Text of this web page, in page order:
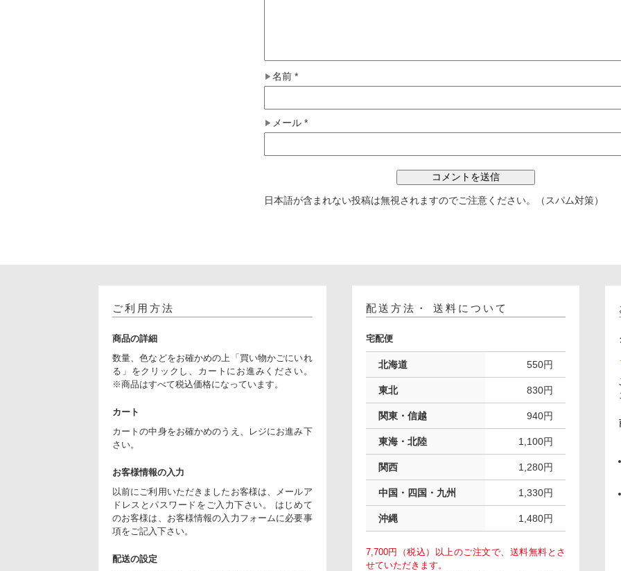
名前 *
メール *
日本語が含まれない投稿は無視されますのでご注意ください。（スパム対策）
ご利用方法
商品の詳細
数量、色などをお確かめの上「買い物かごにいれ
る」をクリックし、カートにお進みください。
※商品はすべて税込価格になっています。
カート
カートの中身をお確かめのうえ、レジにお進み下
さい。
お客様情報の入力
以前にご利用いただきましたお客様は、メールア
ドレスとパスワードをご入力下さい。 はじめて
のお客様は、お客様情報の入力フォームに必要事
項をご記入下さい。
配送の設定
配送方法・ 送料について
宅配便
北海道 550円
東北 830円
関東・信越 940円
東海・北陸 1,100円
関西 1,280円
中国・四国・九州 1,330円
沖縄 1,480円
7,700円（税込）以上のご注文で、送料無料とさ
せていただきます。